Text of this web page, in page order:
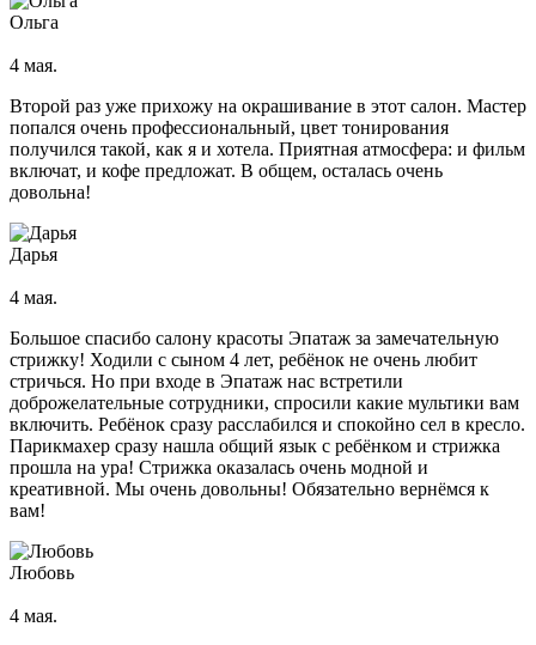
Септум
Прокол губы
Пирсинг пупка
Плазмолифтинг
Плазмолифтинг лица
Плазмолифтинг кожи головы
Уколы ботокса
Ольга
4 мая.
Второй раз уже прихожу на окрашивание в этот салон. Мастер
попался очень профессиональный, цвет тонирования
получился такой, как я и хотела. Приятная атмосфера: и фильм
включат, и кофе предложат. В общем, осталась очень
довольна!
Дарья
4 мая.
Большое спасибо салону красоты Эпатаж за замечательную
стрижку! Ходили с сыном 4 лет, ребёнок не очень любит
стричься. Но при входе в Эпатаж нас встретили
доброжелательные сотрудники, спросили какие мультики вам
включить. Ребёнок сразу расслабился и спокойно сел в кресло.
Парикмахер сразу нашла общий язык с ребёнком и стрижка
прошла на ура! Стрижка оказалась очень модной и
креативной. Мы очень довольны! Обязательно вернёмся к
вам!
Любовь
4 мая.